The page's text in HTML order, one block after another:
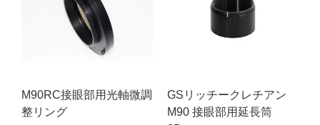
M90RC接眼部用光軸微調
整リング
GSリッチークレチアン
M90 接眼部用延長筒